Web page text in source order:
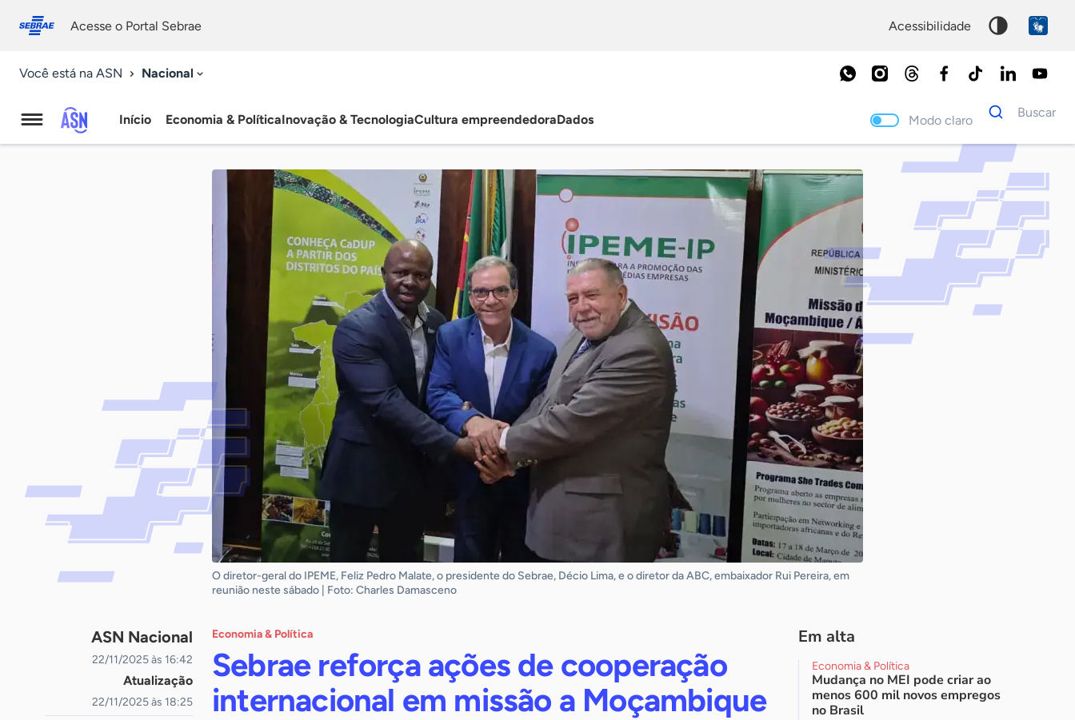
conosco
Acesse o Portal Sebrae acessibilidade
Você está na ASN Nacional
Agência
Início Economia & PolíticaInovação & TecnologiaCultura empreendedoraDados Modo claro
Dados
para
Buscar
Palavra
chave
O diretor-geral do IPEME, Feliz Pedro Malate, o presidente do Sebrae, Décio Lima, e o diretor da ABC, embaixador Rui Pereira, em
reunião neste sábado | Foto: Charles Damasceno
ASN Nacional
22/11/2025 às 16:42
Atualização
22/11/2025 às 18:25
Economia & Política
Sebrae reforça ações de cooperação
internacional em missão a Moçambique
Em alta
Economia & Política
Mudança no MEI pode criar ao
menos 600 mil novos empregos
no Brasil